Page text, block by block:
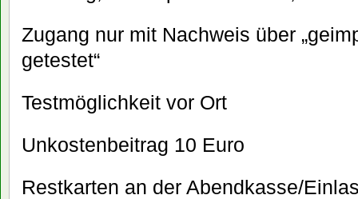
Zugang nur mit Nachweis über
getestet“
Testmöglichkeit vor Ort
Unkostenbeitrag 10 Euro
Restkarten an der Abendkasse/